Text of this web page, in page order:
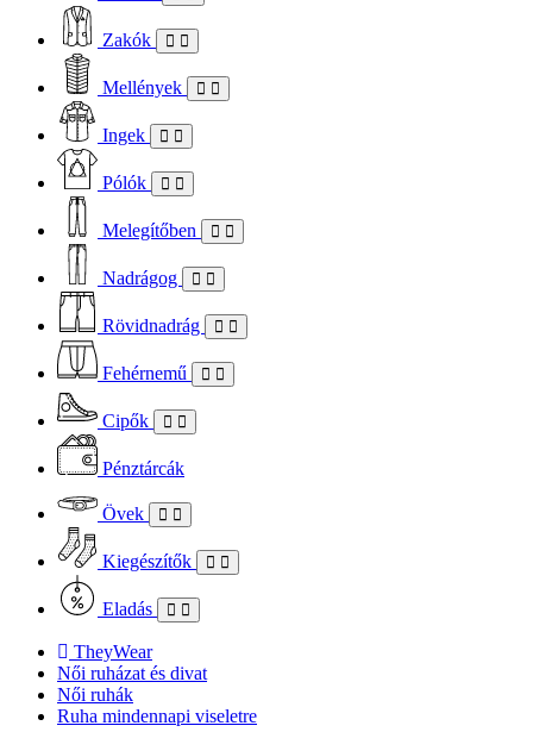
Zakók
Mellények
Ingek
Pólók
Melegítőben
Nadrágog
Rövidnadrág
Fehérnemű
Cipők
Pénztárcák
Övek
Kiegészítők
Eladás
TheyWear
Női ruházat és divat
Női ruhák
Ruha mindennapi viseletre